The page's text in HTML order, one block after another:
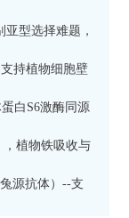
型选择难题，
持植物细胞壁
白S6激酶同源
，植物铁吸收与
源抗体）--支